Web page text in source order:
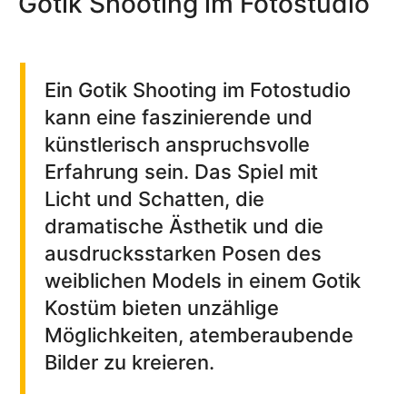
Ein Gotik Shooting im Fotostudio
kann eine faszinierende und
künstlerisch anspruchsvolle
Erfahrung sein. Das Spiel mit
Licht und Schatten, die
dramatische Ästhetik und die
ausdrucksstarken Posen des
weiblichen Models in einem Gotik
Kostüm bieten unzählige
Möglichkeiten, atemberaubende
Bilder zu kreieren.